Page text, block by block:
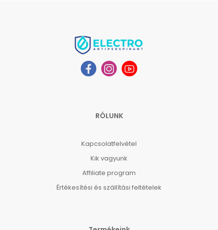
RÓLUNK
Kapcsolatfelvétel
Kik vagyunk
Affiliate program
Értékesítési és szállítási feltételek